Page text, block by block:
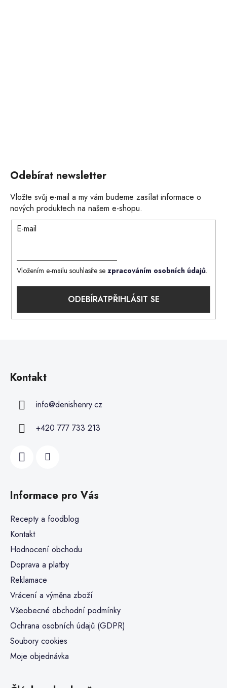
Odebírat newsletter
Vložte svůj e-mail a my vám budeme zasílat informace o
nových produktech na našem e-shopu.
E-mail
Vložením e-mailu souhlasíte se zpracováním osobních údajů.
PŘIHLÁSIT SE
Kontakt
info@denishenry.cz
+420 777 733 213
Informace pro Vás
Recepty a foodblog
Kontakt
Hodnocení obchodu
Doprava a platby
Reklamace
Vrácení a výměna zboží
Všeobecné obchodní podmínky
Ochrana osobních údajů (GDPR)
Soubory cookies
Moje objednávka